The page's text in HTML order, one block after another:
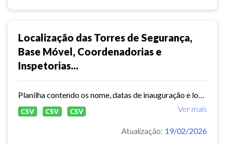
Localização das Torres de Segurança,
Base Móvel, Coordenadorias e
Inspetorias...
Ver mais
CSV CSV CSV
Atualização: 19/02/2026